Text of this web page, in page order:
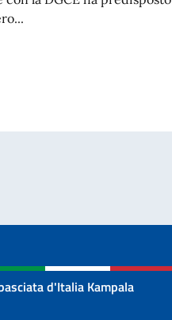
Insights from Italy - luglio 2026
d'Italia Kampala